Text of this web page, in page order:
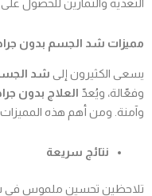
التغذية والتمارين للحصول
مميزات شد الجسم بدون
يسعى الكثيرون إلى شد
وفعّالة، ويُعدّ العلاج بدون
وآمنة. ومن أهم هذه المميزات
نتائج سريعة
تلاحظين تحسين ملموس في